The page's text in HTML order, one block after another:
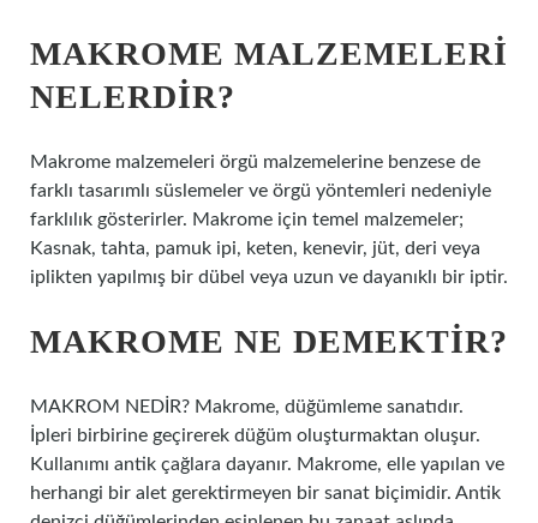
MAKROME MALZEMELERI
NELERDIR?
Makrome malzemeleri örgü malzemelerine benzese de
farklı tasarımlı süslemeler ve örgü yöntemleri nedeniyle
farklılık gösterirler. Makrome için temel malzemeler;
Kasnak, tahta, pamuk ipi, keten, kenevir, jüt, deri veya
iplikten yapılmış bir dübel veya uzun ve dayanıklı bir iptir.
MAKROME NE DEMEKTIR?
MAKROM NEDİR? Makrome, düğümleme sanatıdır.
İpleri birbirine geçirerek düğüm oluşturmaktan oluşur.
Kullanımı antik çağlara dayanır. Makrome, elle yapılan ve
herhangi bir alet gerektirmeyen bir sanat biçimidir. Antik